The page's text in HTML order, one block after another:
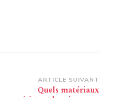
ARTICLE SUIVANT
Quels matériaux